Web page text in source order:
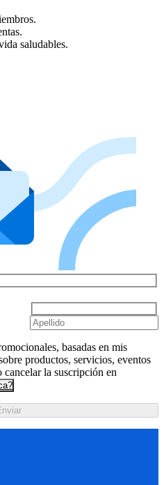
saludables.
basadas en mis
productos, servicios, eventos
la suscripción en